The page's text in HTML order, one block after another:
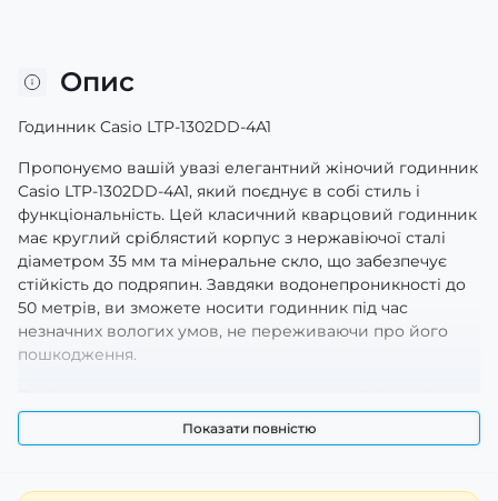
Опис
Годинник Casio LTP-1302DD-4A1
Пропонуємо вашій увазі елегантний жіночий годинник
Casio LTP-1302DD-4A1, який поєднує в собі стиль і
функціональність. Цей класичний кварцовий годинник
має круглий сріблястий корпус з нержавіючої сталі
діаметром 35 мм та мінеральне скло, що забезпечує
стійкість до подряпин. Завдяки водонепроникності до
50 метрів, ви зможете носити годинник під час
незначних вологих умов, не переживаючи про його
пошкодження.
довжину 24 мм та забезпечує надійне і зручне
кріплення на зап'ясті. Браслетна система кріплення
надають вишуканого вигляду. Люмінесцентна підсвітка
Показати повністю